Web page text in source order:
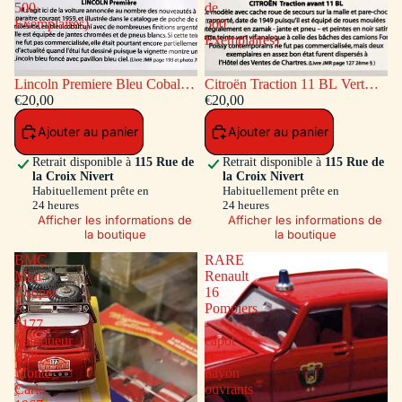
500
Exemplaires)
Lincoln Premiere Bleu Cobalt
(Série de 500 Exemplaires)
€20,00
Ajouter au panier
Retrait disponible à 115 Rue de
la Croix Nivert
Habituellement prête en
24 heures
Afficher les informations de
la boutique
de
500
Exemplaires)
Citroën Traction 11 BL Vert
(Série de 500 Exemplaires)
€20,00
Ajouter au panier
Retrait disponible à 115 Rue de
la Croix Nivert
Habituellement prête en
24 heures
Afficher les informations de
la boutique
BMC
Mini
Cooper
S
#177
Vainqueur
Rallye
Monte
Carlo
RARE
Renault
16
Pompiers
-
capot
et
hayon
ouvrants